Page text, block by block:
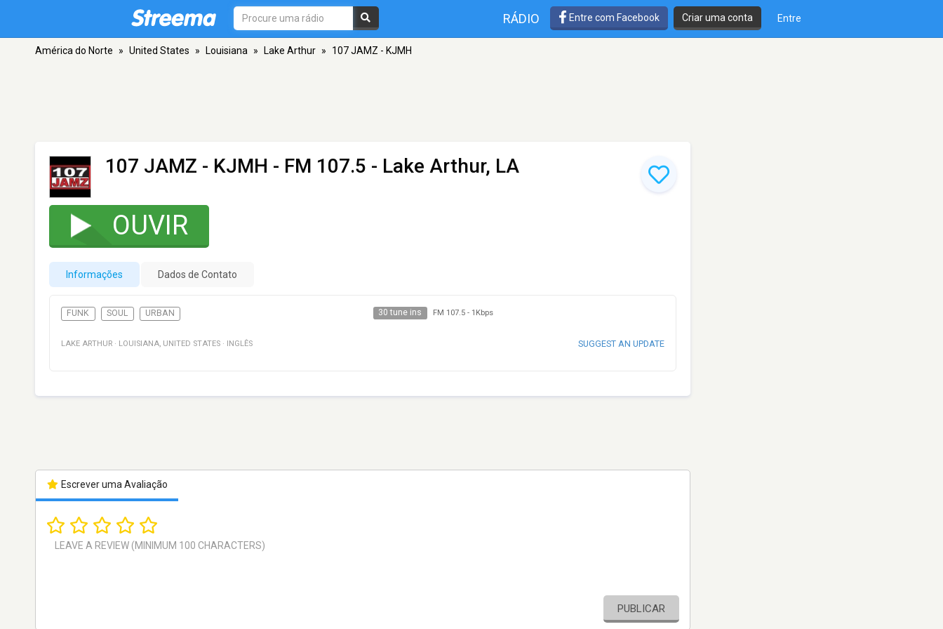
RÁDIO Entre com Facebook Criar uma conta Entre
América do Norte » United States » Louisiana » Lake Arthur » 107 JAMZ - KJMH
107 JAMZ - KJMH - FM 107.5 - Lake Arthur, LA
OUVIR
Informações Dados de Contato
FUNK SOUL URBAN 30 tune ins FM 107.5- 1Kbps
LAKE ARTHUR · LOUISIANA, UNITED STATES · INGLÊS SUGGEST AN UPDATE
Escrever uma Avaliação
PUBLICAR